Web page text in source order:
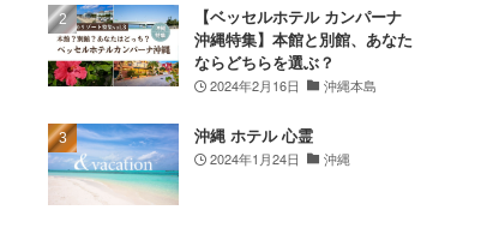
【ベッセルホテル カンパーナ
沖縄特集】本館と別館、あなた
ならどちらを選ぶ？
2024年2月16日 沖縄本島
沖縄 ホテル 心霊
2024年1月24日 沖縄